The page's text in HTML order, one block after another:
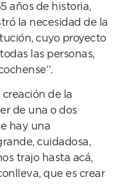
años de historia,
la necesidad de la
cuyo proyecto
las personas,
de la
de una o dos
hay una
cuidadosa,
trajo hasta acá,
que es crear